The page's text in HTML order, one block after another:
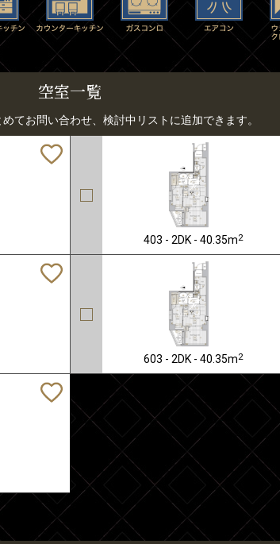
空室一覧
てお問い合わせ、検討中リストに追加できます。
403 - 2DK - 40.35m2
603 - 2DK - 40.35m2